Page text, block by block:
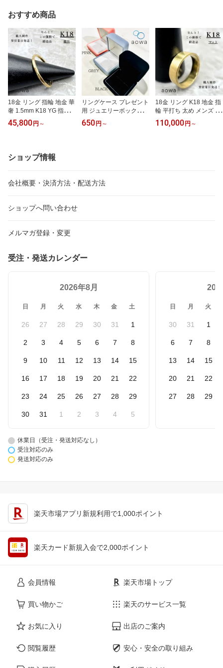
おすすめ商品
18金 リング 指輪 地金 華
奢 1.5mm K18 YG 指輪
ペア ストッパーリング
おすすめ 金属アレルギー
槌目 華奢 ピンキーリン
グ 男女兼用 ピンキー サ
◎
45,800 円 ～
リングケース プレゼント
用 ジュエリーボックス
リング ピアスケース 指
輪ケース ギフト 贈り物
650 円 ～
18金 リング K18 地金 指
輪 平打ち 太め メンズ レ
ディース 5mm幅 YG 結
婚指輪 平打ちリング フ
110,000 円 ～
ショップ情報
会社概要・決済方法・配送方法
ショップへ問い合わせ
メルマガ登録・変更
受注・発送カレンダー
2026年8月
日 月 火 水 木 金 土
26 27 28 29 30 31 1
2 3 4 5 6 7 8
9 10 11 12 13 14 15
16 17 18 19 20 21 22
23 24 25 26 27 28 29
30 31 1 2 3 4 5
日 月 火
30 31 1
6 7 8
13 14 15
20 21 22
27 28 29
休業日（受注・発送対応なし）
受注対応のみ
発送対応のみ
楽天市場アプリ新規利用で1,000ポイント
楽天カード新規入会で2,000ポイント
会員情報
買い物かご
お気に入り
閲覧履歴
楽天市場トップ
楽天のサービス一覧
出店のご案内
安心・安全の取り組み